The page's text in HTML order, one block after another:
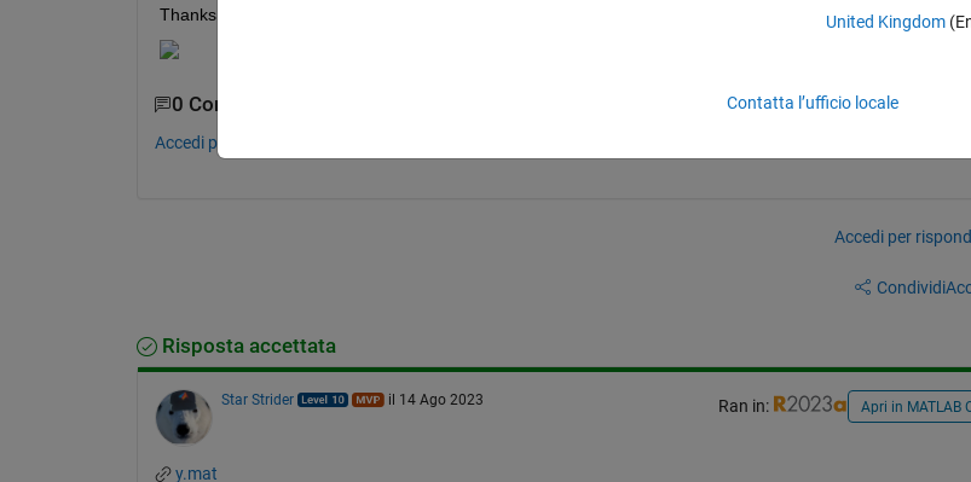
Thanks.
0 Commenti
Accedi per commentare.
Accedi per
Condividi
Risposta accettata
Star Strider il 14 Ago 2023 Ran in: Apri in MATLAB
y.mat
United Kingdom
Contatta l’ufficio locale